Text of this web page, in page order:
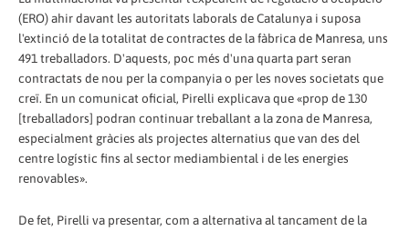
(ERO) ahir davant les autoritats laborals de Catalunya i suposa
l'extinció de la totalitat de contractes de la fàbrica de Manresa, uns
491 treballadors. D'aquests, poc més d'una quarta part seran
contractats de nou per la companyia o per les noves societats que
creï. En un comunicat oficial, Pirelli explicava que «prop de 130
[treballadors] podran continuar treballant a la zona de Manresa,
especialment gràcies als projectes alternatius que van des del
centre logístic fins al sector mediambiental i de les energies
renovables».
De fet, Pirelli va presentar, com a alternativa al tancament de la